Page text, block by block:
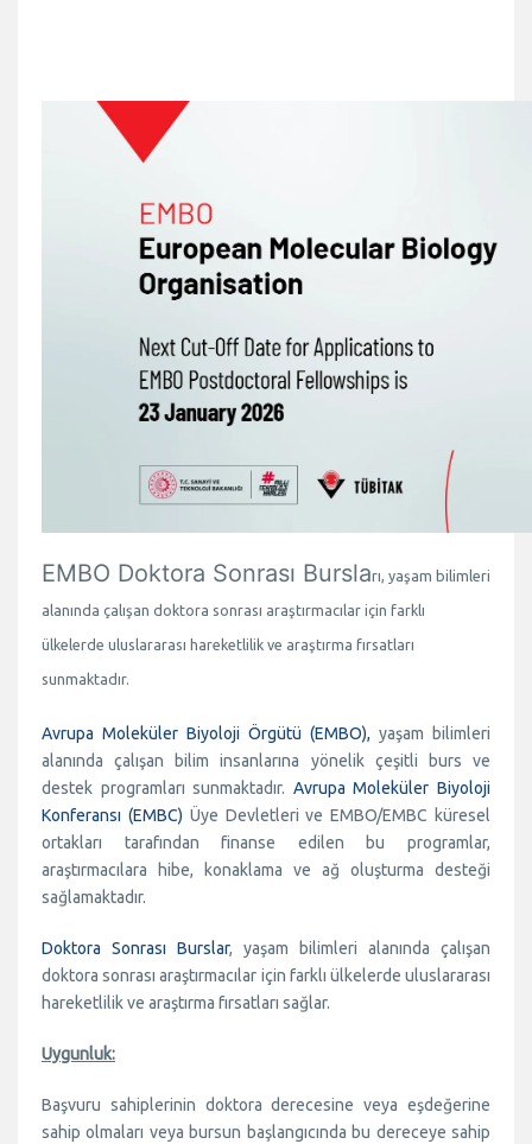
EMBO Doktora Sonrası Bursları, yaşam bilimleri
alanında çalışan doktora sonrası araştırmacılar için farklı
ülkelerde uluslararası hareketlilik ve araştırma fırsatları
sunmaktadır.
Avrupa Moleküler Biyoloji Örgütü (EMBO), yaşam bilimleri
alanında çalışan bilim insanlarına yönelik çeşitli burs ve
destek programları sunmaktadır. Avrupa Moleküler Biyoloji
Konferansı (EMBC) Üye Devletleri ve EMBO/EMBC küresel
ortakları tarafından finanse edilen bu programlar,
araştırmacılara hibe, konaklama ve ağ oluşturma desteği
sağlamaktadır.
Doktora Sonrası Burslar, yaşam bilimleri alanında çalışan
doktora sonrası araştırmacılar için farklı ülkelerde uluslararası
hareketlilik ve araştırma fırsatları sağlar.
Uygunluk:
Başvuru sahiplerinin doktora derecesine veya eşdeğerine
sahip olmaları veya bursun başlangıcında bu dereceye sahip